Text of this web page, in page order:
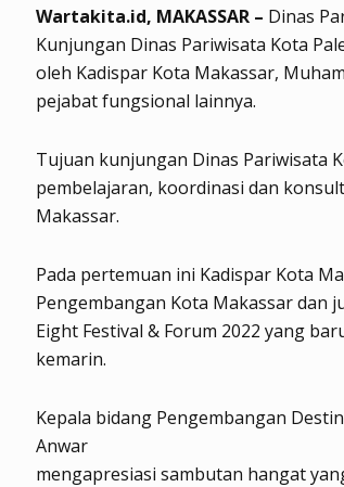
Wartakita.id, MAKASSAR – Dinas
Kunjungan Dinas Pariwisata Kota
oleh Kadispar Kota Makassar,
pejabat fungsional lainnya.
Tujuan kunjungan Dinas Pariwisata
pembelajaran, koordinasi dan
Makassar.
Pada pertemuan ini Kadispar Kota
Pengembangan Kota Makassar dan
Eight Festival & Forum 2022 yang
kemarin.
Kepala bidang Pengembangan
Anwar
mengapresiasi sambutan hangat